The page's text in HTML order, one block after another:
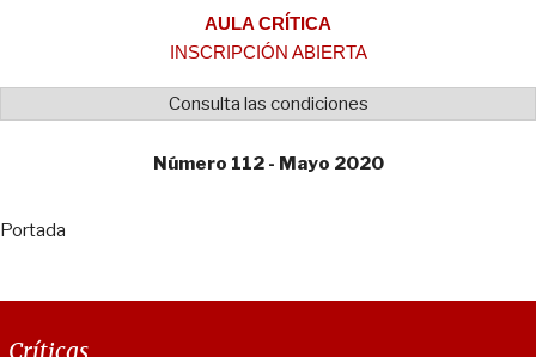
AULA CRÍTICA
INSCRIPCIÓN ABIERTA
Consulta las condiciones
Número 112 - Mayo 2020
Portada
Críticas